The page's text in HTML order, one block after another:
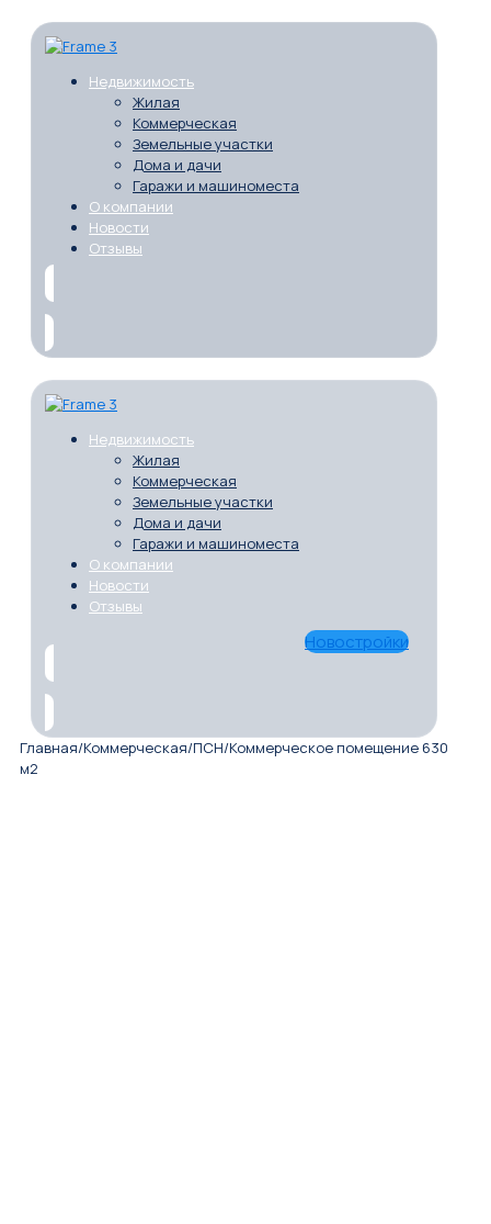
Недвижимость
Жилая
Коммерческая
Земельные участки
Дома и дачи
Гаражи и машиноместа
О компании
Новости
Отзывы
Недвижимость
Жилая
Коммерческая
Земельные участки
Дома и дачи
Гаражи и машиноместа
О компании
Новости
Отзывы
Новостройки
Главная/Коммерческая/ПСН/Коммерческое помещение 630
м2